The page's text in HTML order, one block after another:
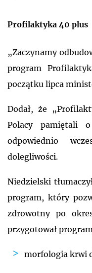
Profilaktyka 40 plus
„Zaczynamy
program
początku lipca
Dodał, że
Polacy pamiętali
odpowiednio
dolegliwości.
Niedzielski
program, który
zdrowotny po
przygotował
morfologia krwi